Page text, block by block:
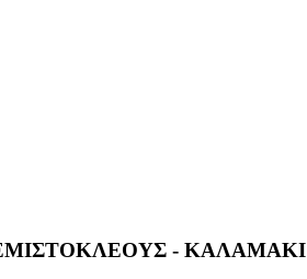
- ΚΑΛΑΜΑΚΙ